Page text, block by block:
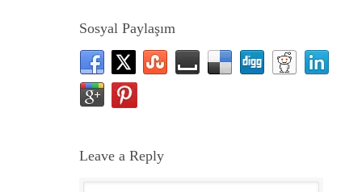
Sosyal Paylaşım
Leave a Reply